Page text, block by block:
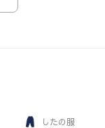
したの服